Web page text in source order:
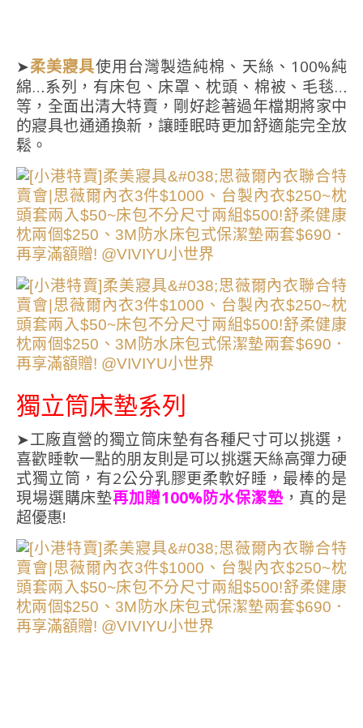
➤柔美寢具使用台灣製造純棉、天絲、100%純
綿…系列，有床包、床罩、枕頭、棉被、毛毯…
等，全面出清大特賣，剛好趁著過年檔期將家中
的寢具也通通換新，讓睡眠時更加舒適能完全放
鬆。
獨立筒床墊系列
➤工廠直營的獨立筒床墊有各種尺寸可以挑選，
喜歡睡軟一點的朋友則是可以挑選天絲高彈力硬
式獨立筒，有2公分乳膠更柔軟好睡，最棒的是
現場選購床墊再加贈100%防水保潔墊，真的是
超優惠!